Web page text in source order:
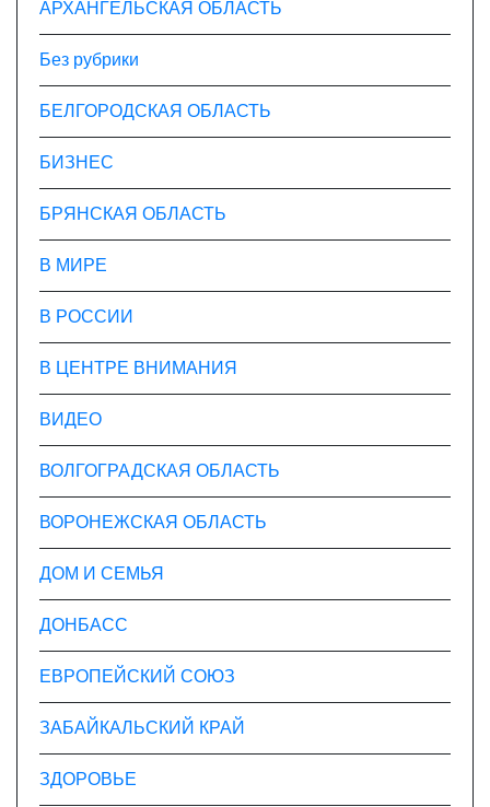
АРХАНГЕЛЬСКАЯ ОБЛАСТЬ
Без рубрики
БЕЛГОРОДСКАЯ ОБЛАСТЬ
БИЗНЕС
БРЯНСКАЯ ОБЛАСТЬ
В МИРЕ
В РОССИИ
В ЦЕНТРЕ ВНИМАНИЯ
ВИДЕО
ВОЛГОГРАДСКАЯ ОБЛАСТЬ
ВОРОНЕЖСКАЯ ОБЛАСТЬ
ДОМ И СЕМЬЯ
ДОНБАСС
ЕВРОПЕЙСКИЙ СОЮЗ
ЗАБАЙКАЛЬСКИЙ КРАЙ
ЗДОРОВЬЕ